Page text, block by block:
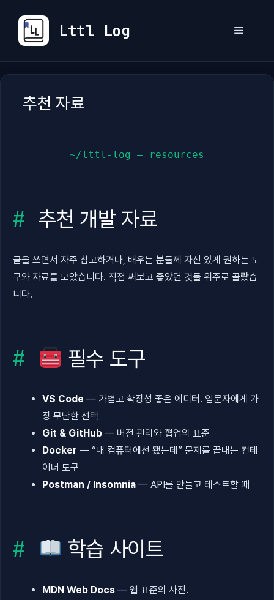
로
건
Lttl Log 메
추천 자료
~/lttl-log — resources
추천 개발 자료
글을 쓰면서 자주 참고하거나, 배우는 분들께 자신 있게 권하는 도
구와 자료를 모았습니다. 직접 써보고 좋았던 것들 위주로 골랐습
니다.
필수 도구
VS Code — 가볍고 확장성 좋은 에디터. 입문자에게 가
장 무난한 선택
Git & GitHub — 버전 관리와 협업의 표준
Docker — “내 컴퓨터에선 됐는데” 문제를 끝내는 컨테
이너 도구
Postman / Insomnia — API를 만들고 테스트할 때
학습 사이트
MDN Web Docs — 웹 표준의 사전.